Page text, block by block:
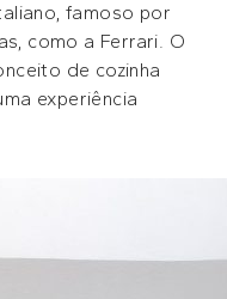
famoso por
como a Ferrari. O
de cozinha
experiência